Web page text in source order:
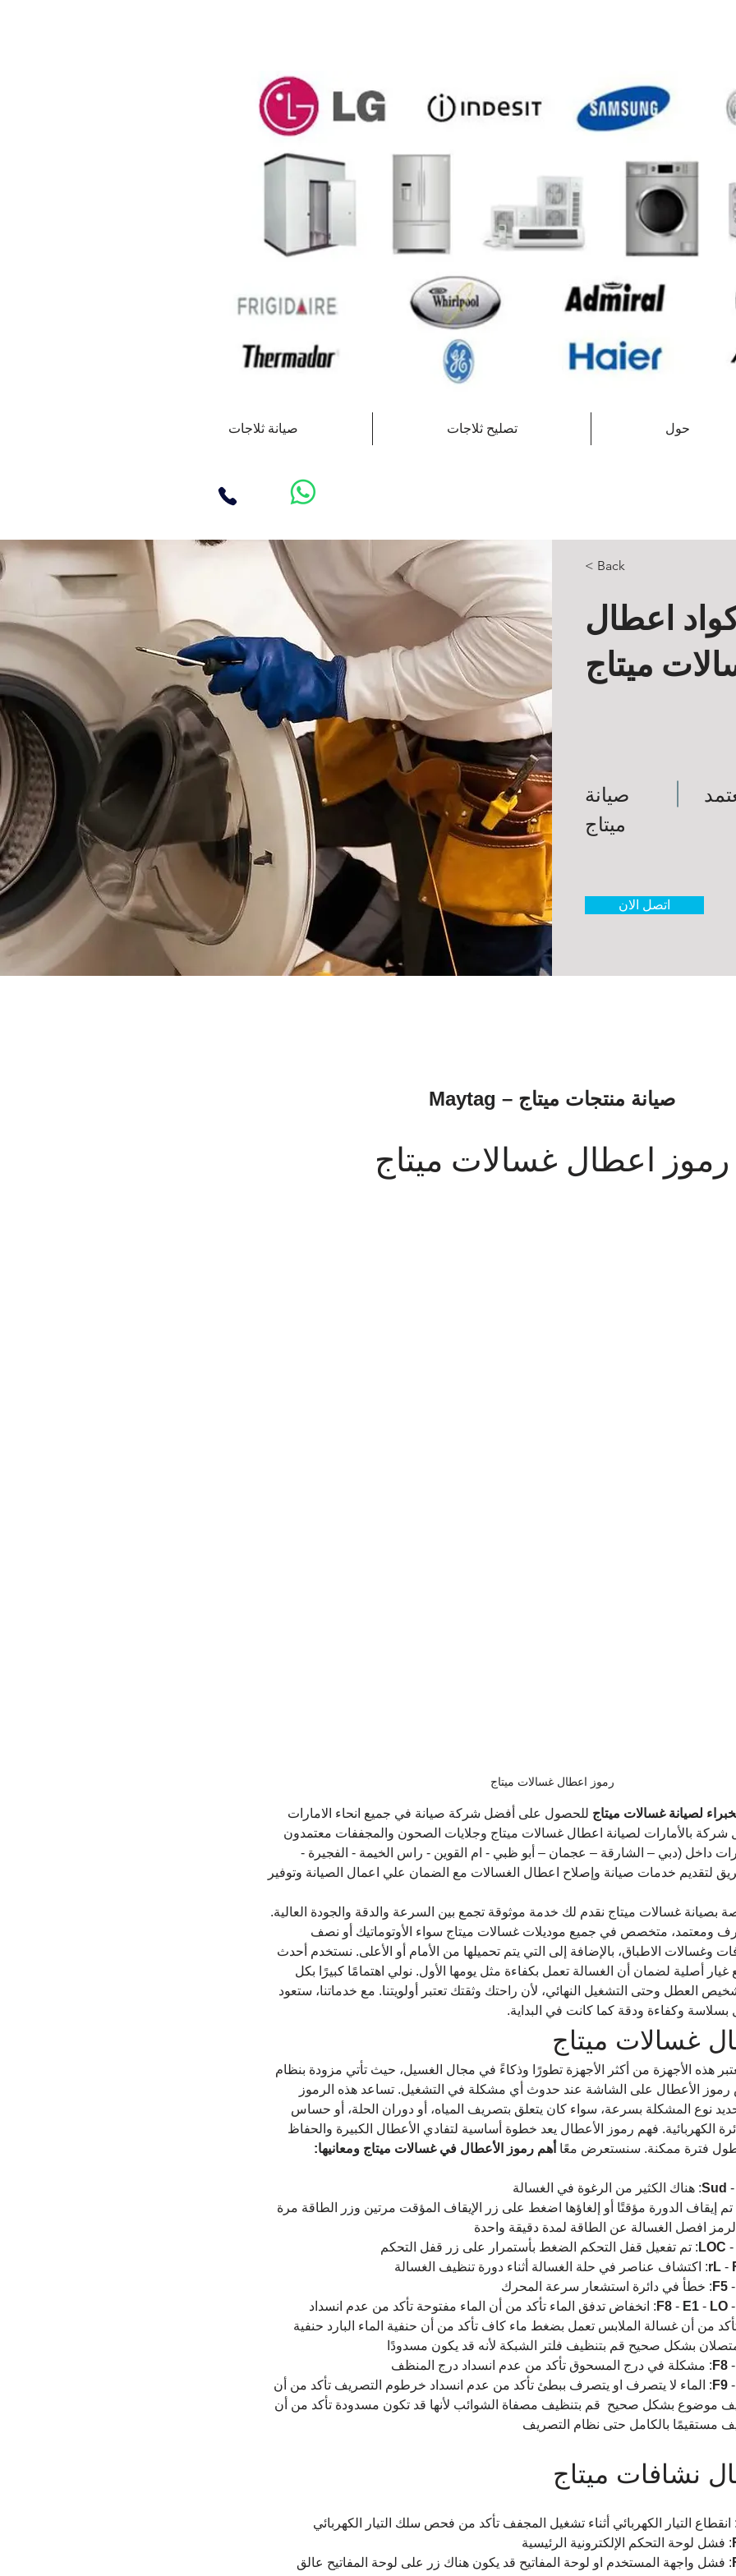
صيانة ثلاجات تصليح ثلاجات حول
< Back
اعطال
ميتاج
صيانة
ميتاج
اتصل الان
صيانة منتجات ميتاج – Maytag
رموز اعطال غسالات ميتاج
رموز اعطال غسالات ميتاج
لصيانة غسالات ميتاج للحصول على أفضل شركة صيانة في جميع انحاء الامارات
شركة بالأمارات لصيانة اعطال غسالات ميتاج وجلايات الصحون والمجففات معتمدون
داخل (دبي – الشارقة – عجمان – أبو ظبي - ام القوين - راس الخيمة - الفجيرة -
لتقديم خدمات صيانة وإصلاح اعطال الغسالات مع الضمان علي اعمال الصيانة وتوفير
بصيانة غسالات ميتاج نقدم لك خدمة موثوقة تجمع بين السرعة والدقة والجودة العالية.
ومعتمد، متخصص في جميع موديلات غسالات ميتاج سواء الأوتوماتيك أو نصف
وغسالات الاطباق، بالإضافة إلى التي يتم تحميلها من الأمام أو الأعلى. نستخدم أحدث
أصلية لضمان أن الغسالة تعمل بكفاءة مثل يومها الأول. نولي اهتمامًا كبيرًا بكل
العطل وحتى التشغيل النهائي، لأن راحتك وثقتك تعتبر أولويتنا. مع خدماتنا، ستعود
بسلاسة وكفاءة ودقة كما كانت في البداية.
غسالات ميتاج
هذه الأجهزة من أكثر الأجهزة تطورًا وذكاءً في مجال الغسيل، حيث تأتي مزودة بنظام
الأعطال على الشاشة عند حدوث أي مشكلة في التشغيل. تساعد هذه الرموز
نوع المشكلة بسرعة، سواء كان يتعلق بتصريف المياه، أو دوران الحلة، أو حساس
الكهربائية. فهم رموز الأعطال يعد خطوة أساسية لتفادي الأعطال الكبيرة والحفاظ
فترة ممكنة. سنستعرض معًا أهم رموز الأعطال في غسالات ميتاج ومعانيها:
Sud -
: هناك الكثير من الرغوة في الغسالة
تم إيقاف الدورة مؤقتًا أو إلغاؤها اضغط على زر الإيقاف المؤقت مرتين وزر الطاقة مرة
افصل الغسالة عن الطاقة لمدة دقيقة واحدة
LOC -
: تم تفعيل قفل التحكم الضغط بأستمرار على زر قفل التحكم
rL -
: اكتشاف عناصر في حلة الغسالة أثناء دورة تنظيف الغسالة
F5 -
: خطأ في دائرة استشعار سرعة المحرك
F8 - E1 - LO -
: انخفاض تدفق الماء تأكد من أن الماء مفتوحة تأكد من عدم انسداد
من أن غسالة الملابس تعمل بضغط ماء كاف تأكد من أن حنفية الماء البارد حنفية
متصلان بشكل صحيح قم بتنظيف فلتر الشبكة لأنه قد يكون مسدودًا
F8 -
: مشكلة في درج المسحوق تأكد من عدم انسداد درج المنظف
F9 -
: الماء لا يتصرف او يتصرف ببطئ تأكد من عدم انسداد خرطوم التصريف تأكد من أن
موضوع بشكل صحيح  قم بتنظيف مصفاة الشوائب لأنها قد تكون مسدودة تأكد من أن
مستقيمًا بالكامل حتى نظام التصريف
نشافات ميتاج
: انقطاع التيار الكهربائي أثناء تشغيل المجفف تأكد من فحص سلك التيار الكهربائي
: فشل لوحة التحكم الإلكترونية الرئيسية
: فشل واجهة المستخدم او لوحة المفاتيح قد يكون هناك زر على لوحة المفاتيح عالق